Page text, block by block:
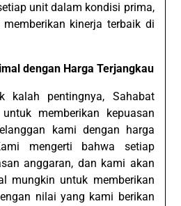
unit dalam kondisi prima,
kinerja terbaik di
dengan Harga Terjangkau
kalah pentingnya, Sahabat
memberikan kepuasan
kami dengan harga
mengerti bahwa setiap
anggaran, dan kami akan
mungkin untuk memberikan
nilai yang kami berikan